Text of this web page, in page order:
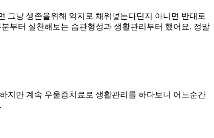
그냥 생존을위해 억지로 채워넣는다던지 아니면 반대로
부터 실천해보는 습관형성과 생활관리부터 했어요. 정말
지만 계속 우울증치료로 생활관리를 하다보니 어느순간